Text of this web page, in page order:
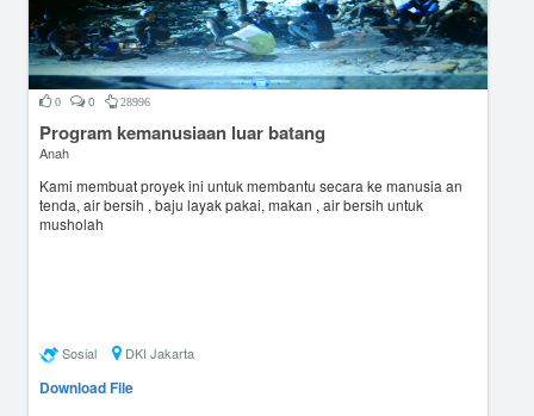
0 0 28996
Program kemanusiaan luar batang
Anah
Kami membuat proyek ini untuk membantu secara ke manusia an
tenda, air bersih , baju layak pakai, makan , air bersih untuk
musholah
Sosial DKI Jakarta
Download File